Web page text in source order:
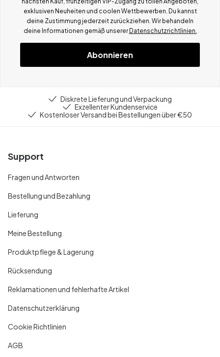
exklusiven Neuheiten und coolen Wettbewerben. Du kannst
deine Zustimmung jederzeit zurückziehen. Wir behandeln
deine Informationen gemäß unserer Datenschutzrichtlinien.
Abonnieren
Diskrete Lieferung und Verpackung
Exzellenter Kundenservice
Kostenloser Versand bei Bestellungen über €50
Support
Fragen und Antworten
Bestellung und Bezahlung
Lieferung
Meine Bestellung
Produktpflege & Lagerung
Rücksendung
Reklamationen und fehlerhafte Artikel
Datenschutzerklärung
Cookie Richtlinien
AGB